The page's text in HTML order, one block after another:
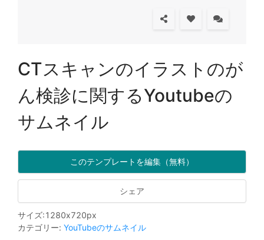
CTスキャンのイラストのが
ん検診に関するYoutubeの
サムネイル
このテンプレートを編集（無料）
シェア
サイズ:1280x720px
カテゴリー: YouTubeのサムネイル